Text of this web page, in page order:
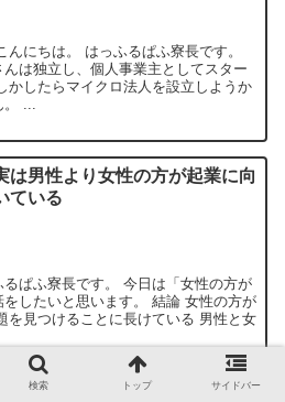
にちは。 はっふるぱふ寮長です。
は独立し、個人事業主としてスター
かしたらマイクロ法人を設立しようか
...
は男性より女性の方が起業に向
ている
ぱふ寮長です。 今日は「女性の方が
したいと思います。 結論 女性の方が
を見つけることに長けている 男性と女
検索 トップ サイドバー